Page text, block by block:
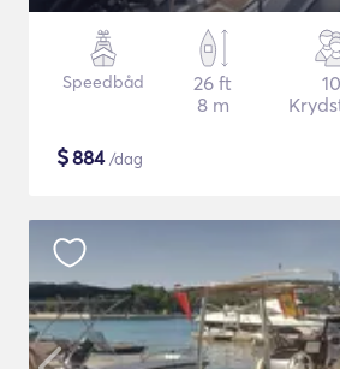
Speedbåd
26 ft
8 m
10
$884/dag